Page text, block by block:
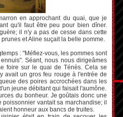
en approchant du quai, que je
qu'il faut être peu pour bien dîner.
il n'y a pas de cesse dans cette
et Aline suçait la belle pomme.
: "Méfiez-vous, les pommes sont
Séant, nous nous dirigeâmes
foire sur le quai de Ténès. Cela se
avait un gros feu rouge à l'entrée de
des poires accrochées dans les
jeune débitant qui faisait l'aumône.
du bonheur. Je goûtais donc une
vantait sa marchandise; il
honneur aux bancs de truites.